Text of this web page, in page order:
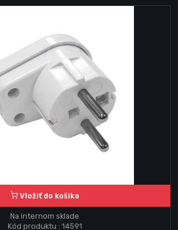
Vložiť do košika
Na internom sklade
Kód produktu : 14591